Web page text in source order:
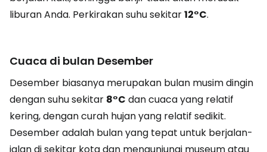
liburan Anda. Perkirakan suhu sekitar12°C.
Cuaca di bulan Desember
Desember biasanya merupakan bulan musim dingin
dengan suhu sekitar 8°C dan cuaca yang relatif
kering, dengan curah hujan yang relatif sedikit.
Desember adalah bulan yang tepat untuk berjalan-